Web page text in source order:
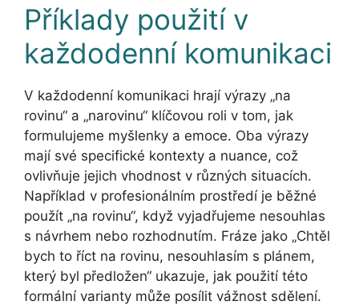
Příklady použití v
každodenní komunikaci
V každodenní komunikaci hrají výrazy „na
rovinu“ a „narovinu“ klíčovou roli v tom, jak
formulujeme myšlenky a emoce. Oba výrazy
mají své specifické kontexty a nuance, což
ovlivňuje jejich vhodnost v různých situacích.
Například v profesionálním prostředí je běžné
použít „na rovinu“, když vyjadřujeme nesouhlas
s návrhem nebo rozhodnutím. Fráze jako „Chtěl
bych to říct na rovinu, nesouhlasím s plánem,
který byl předložen“ ukazuje, jak použití této
formální varianty může posílit vážnost sdělení.